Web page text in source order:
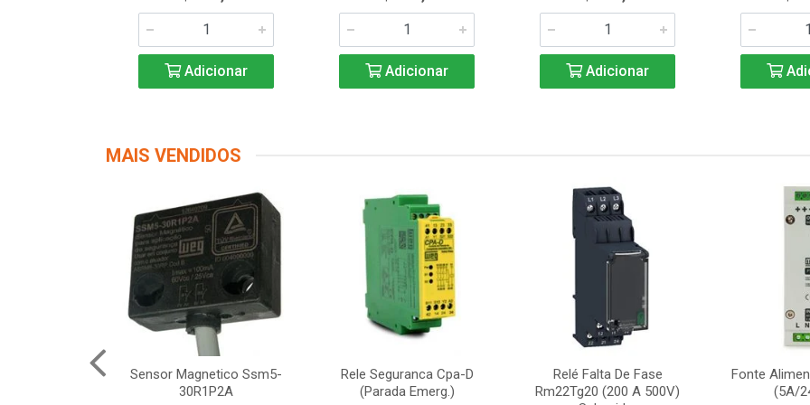
Adicionar Adicionar Adicionar
MAIS VENDIDOS
Sensor Magnetico Ssm5-
30R1P2A
Rele Seguranca Cpa-D
(Parada Emerg.)
Relé Falta De Fase
Rm22Tg20 (200 A 500V)
Fonte
(5A/